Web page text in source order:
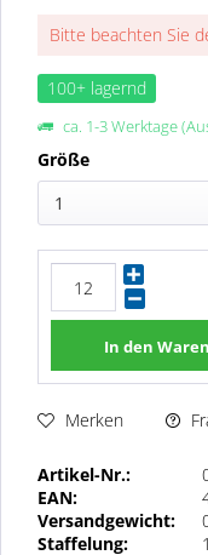
Bitte beachten Sie
100+ lagernd
ca. 1-3 Werktage
Größe
1
In den
Merken
Artikel-Nr.:
EAN:
Versandgewicht:
Staffelung: